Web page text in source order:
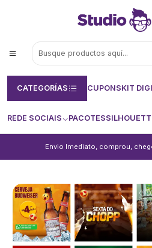
CATEGORÍAS CUPONSKIT
REDE SOCIAIS PACOTES
Envio Imediato, comprou,